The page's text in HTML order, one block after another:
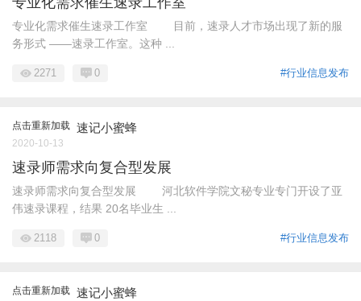
专业化需求催生速录工作室 目前，速录人才市场出现了新的服
务形式 ――速录工作室。这种 ...
#行业信息发布
2271 0
点击重新加载 速记小蜜蜂
2020-10-13
速录师需求向复合型发展
速录师需求向复合型发展 河北软件学院文秘专业专门开设了亚
伟速录课程，结果 20名毕业生 ...
#行业信息发布
2118 0
点击重新加载 速记小蜜蜂